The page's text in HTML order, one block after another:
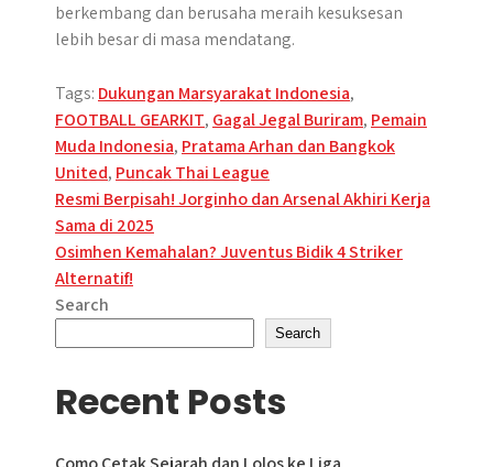
berkembang dan berusaha meraih kesuksesan
lebih besar di masa mendatang.
Tags: Dukungan Marsyarakat Indonesia,
FOOTBALL GEARKIT, Gagal Jegal Buriram, Pemain
Muda Indonesia, Pratama Arhan dan Bangkok
United, Puncak Thai League
Post
navigation
Resmi Berpisah! Jorginho dan Arsenal Akhiri Kerja
Sama di 2025
Osimhen Kemahalan? Juventus Bidik 4 Striker
Alternatif!
Search
Search
Recent Posts